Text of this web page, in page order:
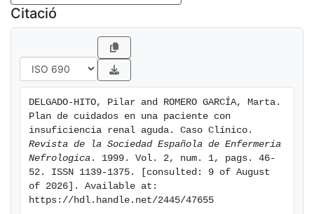
Citació
DELGADO-HITO, Pilar and ROMERO GARCÍA, Marta.
Plan de cuidados en una paciente con
Revista de la Sociedad Española de Enfermeria
Nefrologica . 1999. Vol. 2, num. 1, pags. 46-
52. ISSN 1139-1375. [consulted: 9 of August
of 2026]. Available at:
https://hdl.handle.net/2445/47655